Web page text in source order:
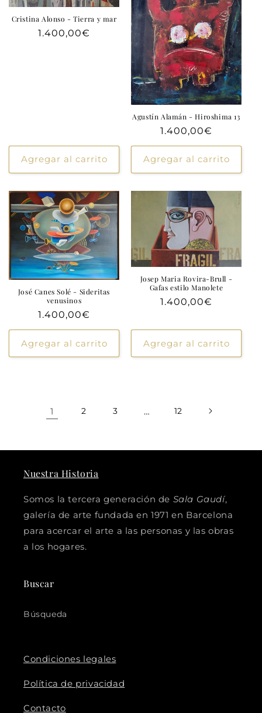
Cristina Alonso - Tierra y mar
Precio
1.400,00€
Agregar al carrito
Agustín Alamán - Hiroshima 13
Precio
habitual
1.400,00€
Agregar al carrito
José Canes Solé - Sideritas
venusinos
Precio
habitual
1.400,00€
Agregar al carrito
Josep Maria Rovira-Brull -
Gafas estilo Manolete
Precio
1.400,00€
Agregar al carrito
1 2 3 … 12
Nuestra Historia
Somos la tercera generación de Sala Gaudí,
galería de arte fundada en 1971 en Barcelona
para acercar el arte a las personas y las obras
a los hogares.
Buscar
Búsqueda
Condiciones legales
Política de privacidad
Contacto